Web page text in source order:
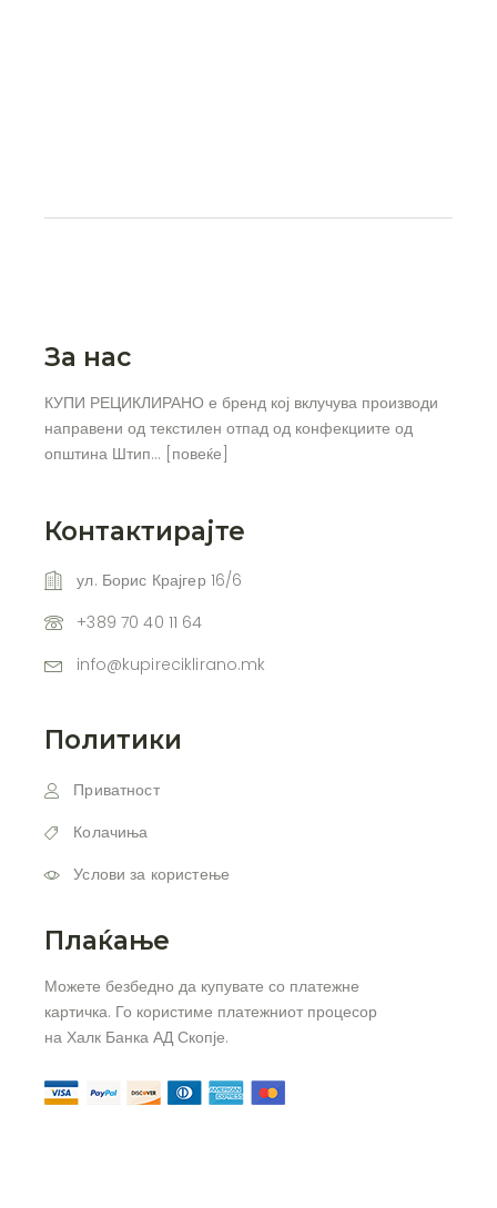
За нас
КУПИ РЕЦИКЛИРАНО е бренд кој вклучува производи
направени од текстилен отпад од конфекциите од
општина Штип… [ повеќе
Контактирајте
ул. Борис Крајгер 16/6
+389 70 40 11 64
info@kupireciklirano.mk
Политики
Приватност
Колачиња
Услови за користење
Плаќање
Можете безбедно да купувате со платежне
картичка. Го користиме платежниот процесор
на Халк Банка АД Скопје.